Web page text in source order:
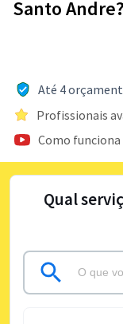
Santo Andre?
Até 4
Profissionais
Como funciona
Qual